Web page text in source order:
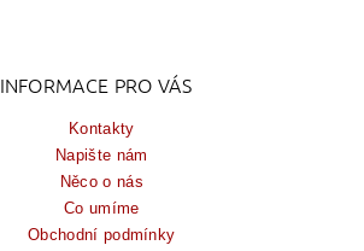
INFORMACE PRO VÁS
Kontakty
Napište nám
Něco o nás
Co umíme
Obchodní podmínky